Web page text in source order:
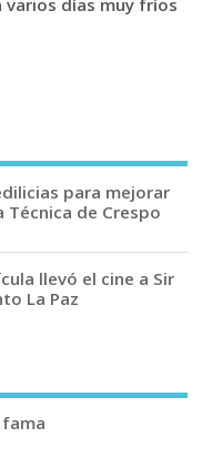
para mejorar
Técnica de Crespo
llevó el cine a Sir
La Paz